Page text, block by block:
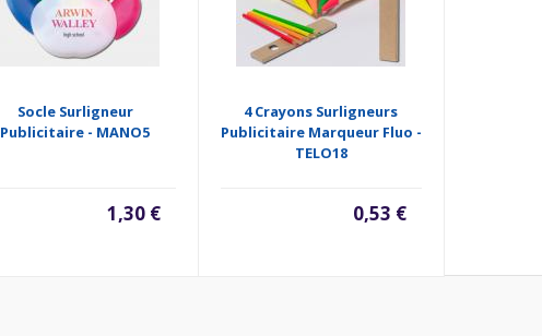
Socle Surligneur
Publicitaire - MANO5
1,30 €
4 Crayons Surligneurs
Publicitaire Marqueur Fluo -
TELO18
0,53 €